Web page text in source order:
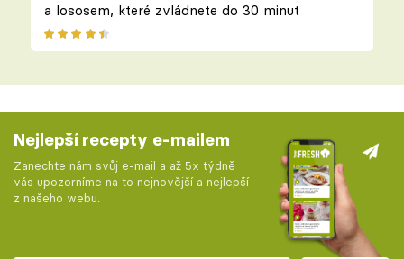
a lososem, které zvládnete do 30 minut
Nejlepší recepty e-mailem
Zanechte nám svůj e-mail a až 5x týdně
vás upozorníme na to nejnovější a nejlepší
z našeho webu.